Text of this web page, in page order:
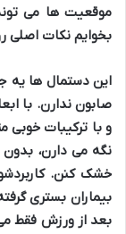
موقعیت ها می
بخوایم نکات اصلی
این دستمال ها یه
صابون ندارن. با
نگه می دارن،
خشک کنن.
بیماران بستری
بعد از ورزش فقط